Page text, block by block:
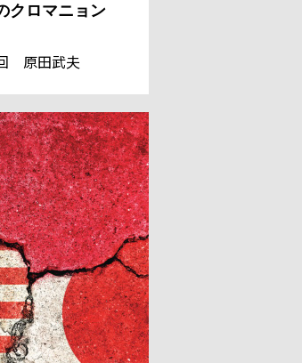
クロマニョン
原田武夫